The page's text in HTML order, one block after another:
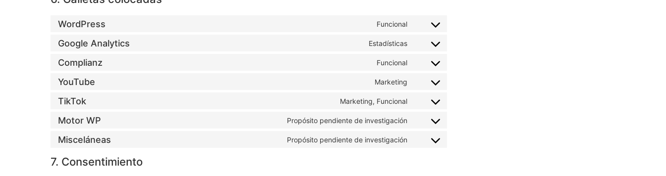
WordPress Funcional
Google Analytics Estadísticas
Complianz Funcional
YouTube Marketing
TikTok Marketing, Funcional
Motor WP Propósito pendiente de investigación
Misceláneas Propósito pendiente de investigación
7. Consentimiento